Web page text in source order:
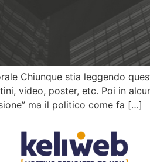
Chiunque stia leggendo
video, poster, etc. Poi in
ma il politico come fa […]